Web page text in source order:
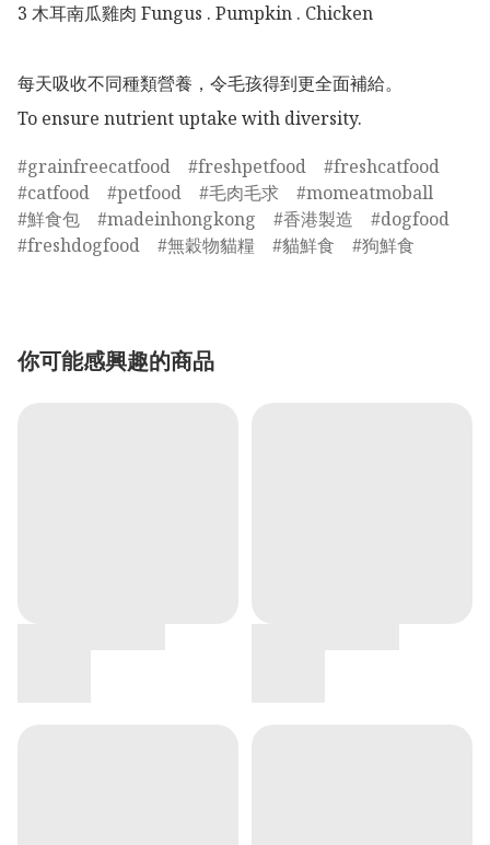
3 木耳南瓜雞肉 Fungus . Pumpkin . Chicken
每天吸收不同種類營養，令毛孩得到更全面補給。
To ensure nutrient uptake with diversity.
grainfreecatfood
freshpetfood
freshcatfood
catfood
petfood 毛肉毛求
momeatmoball
鮮食包
madeinhongkong 香港製造
dogfood
freshdogfood
無穀物貓糧 貓鮮食 狗鮮食
你可能感興趣的商品